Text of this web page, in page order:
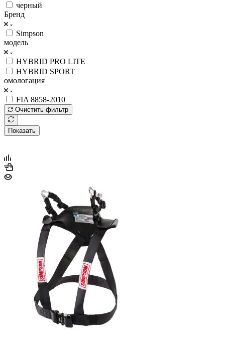
черный
Бренд
Simpson
модель
HYBRID PRO LITE
HYBRID SPORT
омологация
FIA 8858-2010
Очистить фильтр
Показать